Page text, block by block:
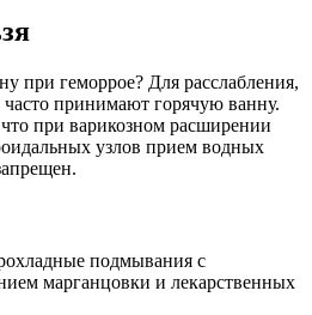
при геморрое? Для расслабления,
принимают горячую ванну.
при варикозном расширении
узлов прием водных
подмывания с
марганцовки и лекарственных